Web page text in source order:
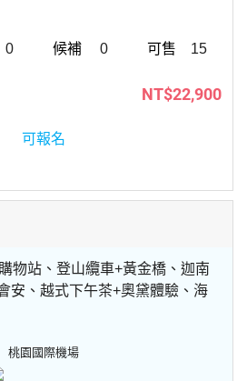
0 0 15
NT$22,900
可報名
物站、登山纜車+黃金橋、迦南
安、越式下午茶+奧黛體驗、海
桃園國際機場